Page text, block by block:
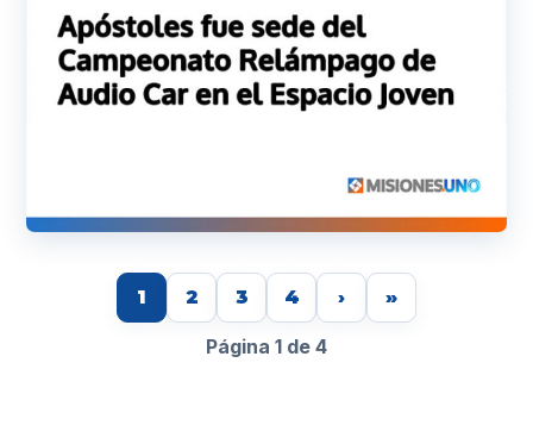
1 2 3 4 › »
Página 1 de 4